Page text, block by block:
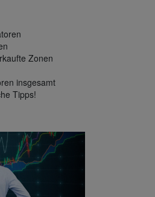
Zonen
insgesamt
Tipps!